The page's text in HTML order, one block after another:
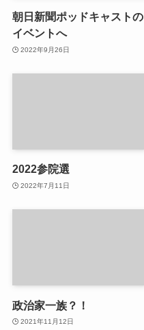
朝日新聞ポッドキャストの
イベントへ
2022年9月26日
2022参院選
2022年7月11日
政治家一族？！
2021年11月12日